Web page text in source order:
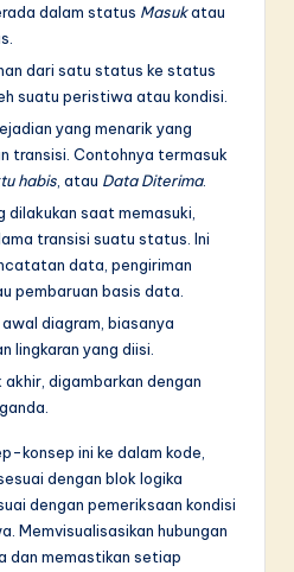
dalam status Masukatau
dari satu status ke status
suatu peristiwa atau kondisi.
yang menarik yang
transisi. Contohnya termasuk
habis , atau Data Diterima.
dilakukan saat memasuki,
transisi suatu status. Ini
data, pengiriman
pembaruan basis data.
diagram, biasanya
lingkaran yang diisi.
akhir, digambarkan dengan
konsep ini ke dalam kode,
dengan blok logika
dengan pemeriksaan kondisi
Memvisualisasikan hubungan
dan memastikan setiap